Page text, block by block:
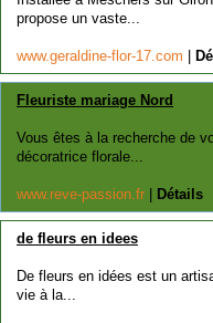
propose un vaste...
www.geraldine-flor-17.com
Fleuriste mariage Nord
Vous êtes à la recherche de
décoratrice florale...
www.reve-passion.fr Détails
de fleurs en idees
De fleurs en idées est un
vie à la...